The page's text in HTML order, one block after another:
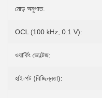
মোড় অনুপাত:
OCL (100 kHz, 0.1 V):
ওয়ার্কিং ভোল্টেজ:
হাই-পট (বিচ্ছিন্নতা):